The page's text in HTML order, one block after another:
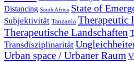
Distancing South Africa State of
Subjektivität Tanzania Therapeutic
Therapeutische Landschaften
Transdisziplinarität
Urban space / Urbaner Raum